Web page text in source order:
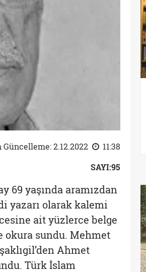
Güncelleme: 2.12.2022 11:38
SAYI:95
69 yaşında aramızdan
yazarı olarak kalemi
ait yüzlerce belge
okura sundu. Mehmet
Ahmet
Türk İslam